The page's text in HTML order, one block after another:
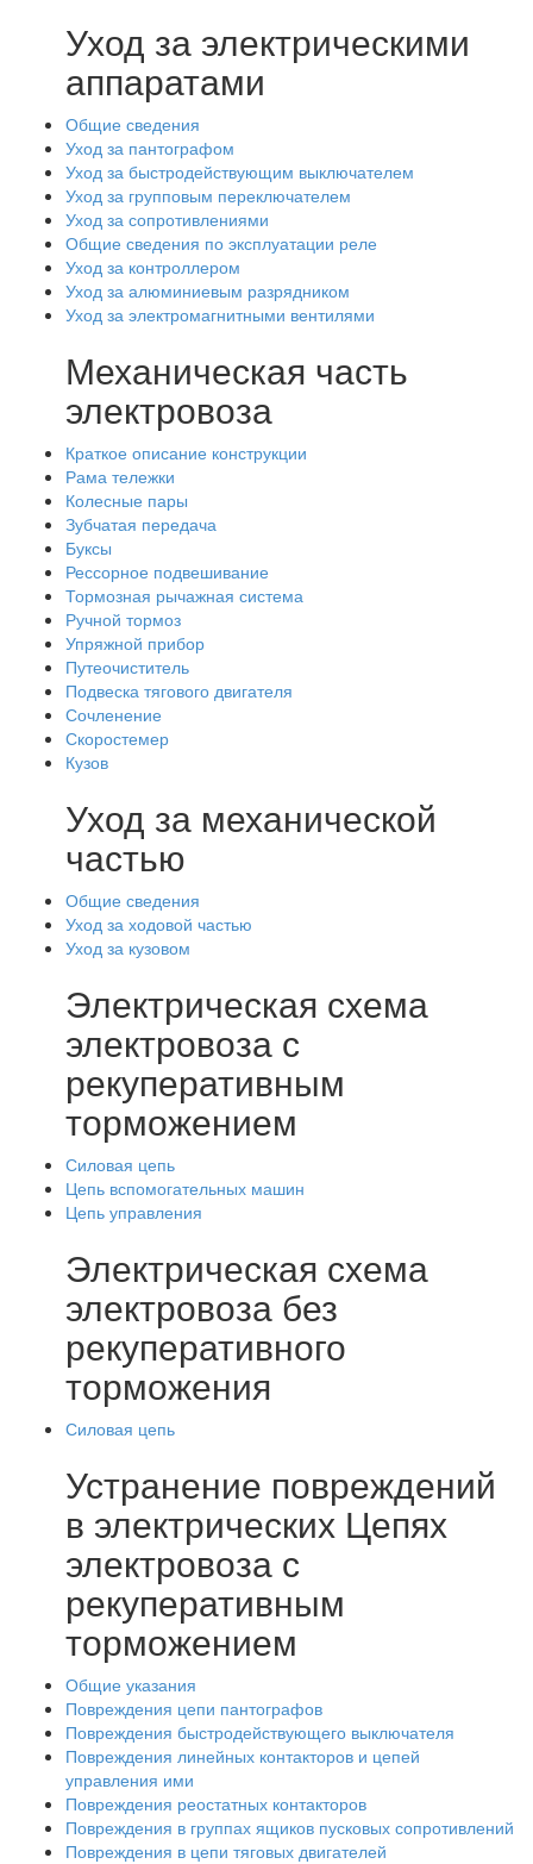
Уход за электрическими
аппаратами
Общие сведения
Уход за пантографом
Уход за быстродействующим выключателем
Уход за групповым переключателем
Уход за сопротивлениями
Общие сведения по эксплуатации реле
Уход за контроллером
Уход за алюминиевым разрядником
Уход за электромагнитными вентилями
Механическая часть
электровоза
Краткое описание конструкции
Рама тележки
Колесные пары
Зубчатая передача
Буксы
Рессорное подвешивание
Тормозная рычажная система
Ручной тормоз
Упряжной прибор
Путеочиститель
Подвеска тягового двигателя
Сочленение
Скоростемер
Кузов
Уход за механической
частью
Общие сведения
Уход за ходовой частью
Уход за кузовом
Электрическая схема
электровоза с
рекуперативным
торможением
Силовая цепь
Цепь вспомогательных машин
Цепь управления
Электрическая схема
электровоза без
рекуперативного
торможения
Силовая цепь
Устранение повреждений
в электрических Цепях
электровоза с
рекуперативным
торможением
Общие указания
Повреждения цепи пантографов
Повреждения быстродействующего выключателя
Повреждения линейных контакторов и цепей
управления ими
Повреждения реостатных контакторов
Повреждения в группах ящиков пусковых сопротивлений
Повреждения в цепи тяговых двигателей